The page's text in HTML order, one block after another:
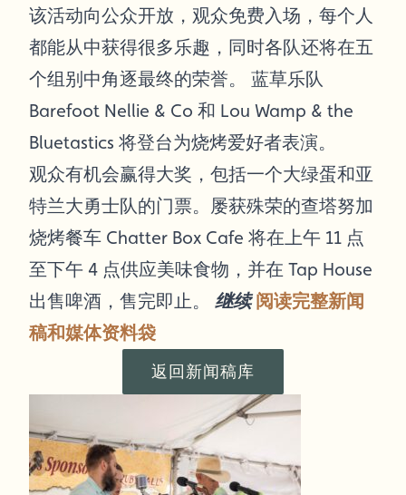
该活动向公众开放，观众免费入场，每个人
都能从中获得很多乐趣，同时各队还将在五
个组别中角逐最终的荣誉。 蓝草乐队
Barefoot Nellie & Co 和 Lou Wamp & the
Bluetastics 将登台为烧烤爱好者表演。
观众有机会赢得大奖，包括一个大绿蛋和亚
特兰大勇士队的门票。屡获殊荣的查塔努加
烧烤餐车 Chatter Box Cafe 将在上午 11 点
至下午 4 点供应美味食物，并在 Tap House
出售啤酒，售完即止。 继续阅读完整新闻
稿和媒体资料袋
返回新闻稿库